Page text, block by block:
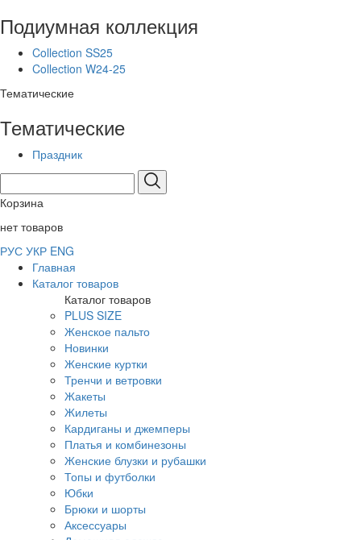
Подиумная коллекция
Collection SS25
Collection W24-25
Тематические
Тематические
Праздник
Корзина
нет товаров
РУС УКР ENG
Главная
Каталог товаров
Каталог товаров
PLUS SIZE
Женское пальто
Новинки
Женские куртки
Тренчи и ветровки
Жакеты
Жилеты
Кардиганы и джемперы
Платья и комбинезоны
Женские блузки и рубашки
Топы и футболки
Юбки
Брюки и шорты
Аксессуары